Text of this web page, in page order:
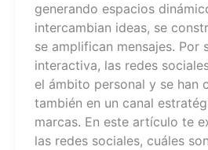
generando espacios
intercambian ideas, se
se amplifican mensajes. Por
interactiva, las redes
el ámbito personal y se han
también en un canal
marcas. En este artículo te
las redes sociales, cuáles